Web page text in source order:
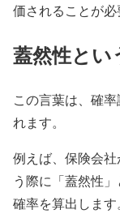
価されることが必
蓋然性とい
この言葉は、確
れます。
例えば、保険会
う際に「蓋然性
確率を算出します